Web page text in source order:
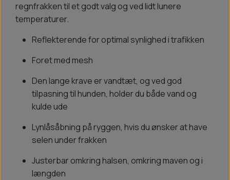
regnfrakken til et godt valg og ved lidt lunere
temperaturer.
Reflekterende for optimal synlighed i trafikken
Foret med mesh
Den lange krave er vandtæt, og ved god
tilpasning til hunden, holder du både vand og
kulde ude
Lynlåsåbning på ryggen, hvis du ønsker at have
selen under frakken
Justerbar omkring halsen, omkring maven og i
længden